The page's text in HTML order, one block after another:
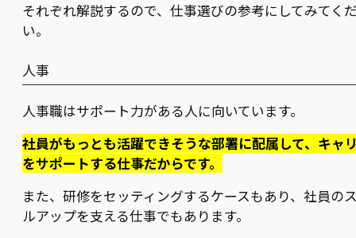
それぞれ解説するので、仕事選びの参考にしてみてく
い。
人事
人事職はサポート力がある人に向いています。
社員がもっとも活躍できそうな部署に配属して、キャ
をサポートする仕事だからです。
また、研修をセッティングするケースもあり、社員の
ルアップを支える仕事でもあります。